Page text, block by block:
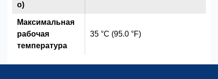
35 °C (95.0 °F)
о)
Максимальная
рабочая
температура